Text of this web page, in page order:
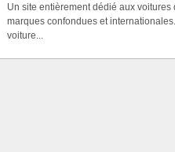
Un site entièrement dédié aux
marques confondues et
voiture...